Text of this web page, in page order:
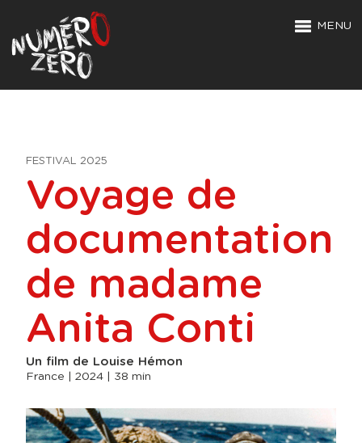
MENU
FESTIVAL 2025
Voyage de
documentation
de madame
Anita Conti
Un film de Louise Hémon
France | 2024 | 38 min